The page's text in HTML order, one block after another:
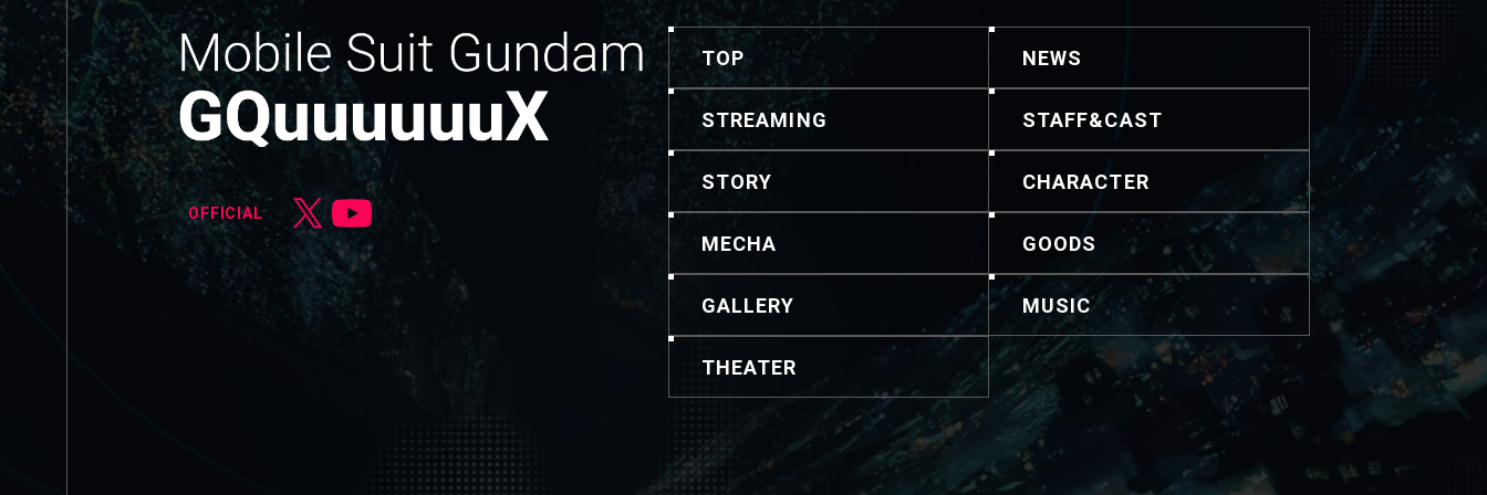
OFFICIAL
TOP NEWS
STREAMING STAFF&CAST
STORY CHARACTER
MECHA GOODS
GALLERY MUSIC
THEATER